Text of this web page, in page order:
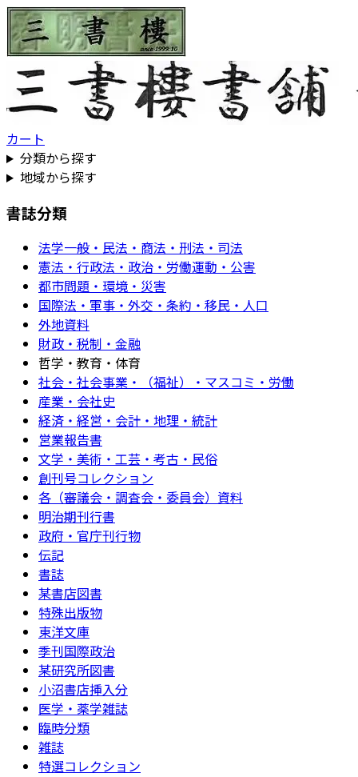
カート
分類から探す
地域から探す
書誌分類
法学一般・民法・商法・刑法・司法
憲法・行政法・政治・労働運動・公害
都市問題・環境・災害
国際法・軍事・外交・条約・移民・人口
外地資料
財政・税制・金融
哲学・教育・体育
社会・社会事業・（福祉）・マスコミ・労働
産業・会社史
経済・経営・会計・地理・統計
営業報告書
文学・美術・工芸・考古・民俗
創刊号コレクション
各（審議会・調査会・委員会）資料
明治期刊行書
政府・官庁刊行物
伝記
書誌
某書店図書
特殊出版物
東洋文庫
季刊国際政治
某研究所図書
小沼書店挿入分
医学・薬学雑誌
臨時分類
雑誌
特選コレクション